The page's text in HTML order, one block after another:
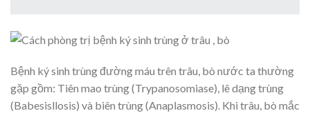
Bệnh ký sinh trùng đường máu trên trâu, bò nước ta thường
gặp gồm: Tiên mao trùng (Trypanosomiase), lê dạng trùng
(Babesisllosis) và biên trùng (Anaplasmosis). Khi trâu, bò mắc